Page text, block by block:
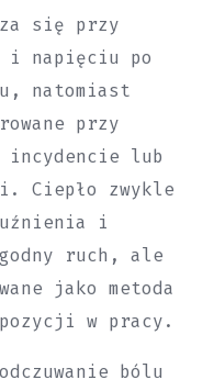
się przy
i napięciu po
natomiast
przy
incydencie lub
Ciepło zwykle
i
ruch, ale
jako metoda
w pracy.
bólu